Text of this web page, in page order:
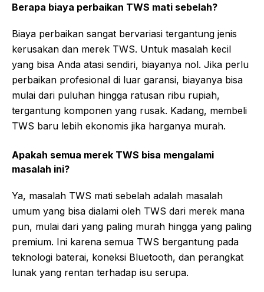
Berapa biaya perbaikan TWS mati sebelah?
Biaya perbaikan sangat bervariasi tergantung jenis
kerusakan dan merek TWS. Untuk masalah kecil
yang bisa Anda atasi sendiri, biayanya nol. Jika perlu
perbaikan profesional di luar garansi, biayanya bisa
mulai dari puluhan hingga ratusan ribu rupiah,
tergantung komponen yang rusak. Kadang, membeli
TWS baru lebih ekonomis jika harganya murah.
Apakah semua merek TWS bisa mengalami
masalah ini?
Ya, masalah TWS mati sebelah adalah masalah
umum yang bisa dialami oleh TWS dari merek mana
pun, mulai dari yang paling murah hingga yang paling
premium. Ini karena semua TWS bergantung pada
teknologi baterai, koneksi Bluetooth, dan perangkat
lunak yang rentan terhadap isu serupa.